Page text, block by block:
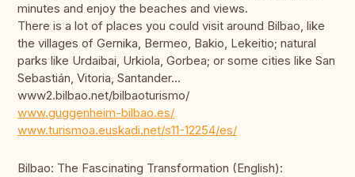
minutes and enjoy the beaches and views.
There is a lot of places you could visit around Bilbao, like
the villages of Gernika, Bermeo, Bakio, Lekeitio; natural
parks like Urdaibai, Urkiola, Gorbea; or some cities like San
Sebastián, Vitoria, Santander...
www2.bilbao.net/bilbaoturismo/
www.guggenheim-bilbao.es/
www.turismoa.euskadi.net/s11-12254/es/
Bilbao: The Fascinating Transformation (English):